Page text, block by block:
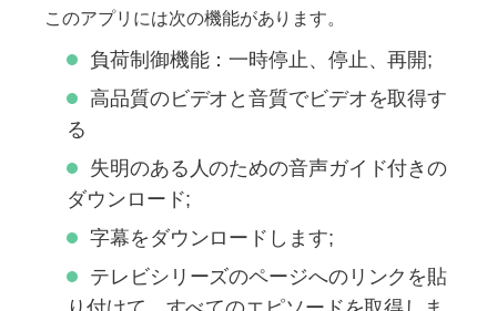
このアプリには次の機能があります。
負荷制御機能：一時停止、停止、再開;
高品質のビデオと音質でビデオを取得す
る
失明のある人のための音声ガイド付きの
ダウンロード;
字幕をダウンロードします;
テレビシリーズのページへのリンクを貼